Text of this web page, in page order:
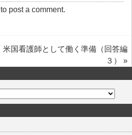
to post a comment.
米国看護師として働く準備（回答編
３）
»